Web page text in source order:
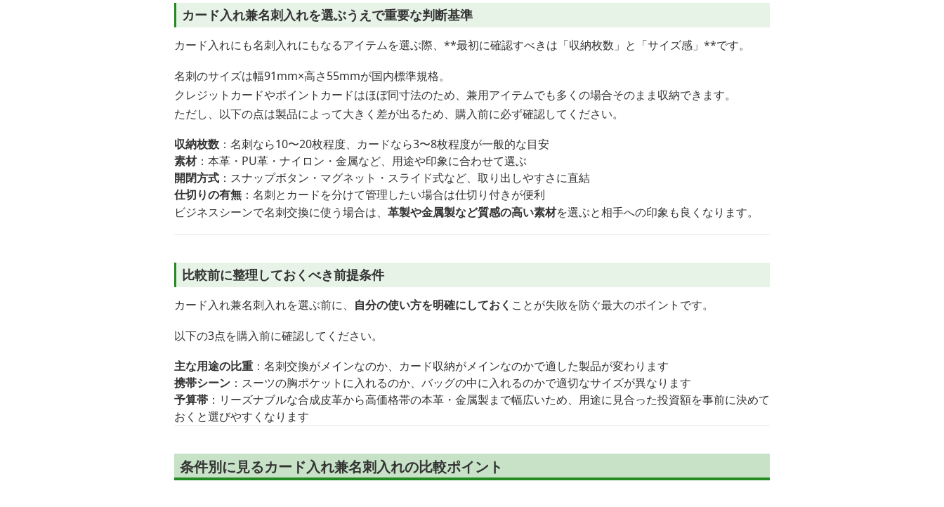
カード入れ兼名刺入れを選ぶうえで重要な判断基準
カード入れにも名刺入れにもなるアイテムを選ぶ際、**最初に確認すべきは「収納枚数」と「サイズ感」**です。
名刺のサイズは幅91mm×高さ55mmが国内標準規格。
クレジットカードやポイントカードはほぼ同寸法のため、兼用アイテムでも多くの場合そのまま収納できます。
ただし、以下の点は製品によって大きく差が出るため、購入前に必ず確認してください。
収納枚数 ：名刺なら10〜20枚程度、カードなら3〜8枚程度が一般的な目安
素材：本革・PU革・ナイロン・金属など、用途や印象に合わせて選ぶ
開閉方式 ：スナップボタン・マグネット・スライド式など、取り出しやすさに直結
仕切りの有無 ：名刺とカードを分けて管理したい場合は仕切り付きが便利
ビジネスシーンで名刺交換に使う場合は、 革製や金属製など質感の高い素材を選ぶと相手への印象も良くなります。
比較前に整理しておくべき前提条件
カード入れ兼名刺入れを選ぶ前に、 自分の使い方を明確にしておく ことが失敗を防ぐ最大のポイントです。
以下の3点を購入前に確認してください。
主な用途の比重 ：名刺交換がメインなのか、カード収納がメインなのかで適した製品が変わります
携帯シーン ：スーツの胸ポケットに入れるのか、バッグの中に入れるのかで適切なサイズが異なります
予算帯 ：リーズナブルな合成皮革から高価格帯の本革・金属製まで幅広いため、用途に見合った投資額を事前に決めて
おくと選びやすくなります
条件別に見るカード入れ兼名刺入れの比較ポイント